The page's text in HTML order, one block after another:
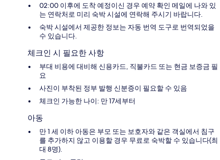
02:00 이후에 도착 예정이신 경우 예약 확인 메일에 나와 있
는 연락처로 미리 숙박 시설에 연락해 주시기 바랍니다.
숙박 시설에서 제공한 정보는 자동 번역 도구로 번역되었을
수 있습니다.
체크인 시 필요한 사항
부대 비용에 대비해 신용카드, 직불카드 또는 현금 보증금 필
요
사진이 부착된 정부 발행 신분증이 필요할 수 있음
체크인 가능한 나이: 만 17세부터
아동
만 1 세 이하 아동은 부모 또는 보호자와 같은 객실에서 침구
를 추가하지 않고 이용할 경우 무료로 숙박할 수 있습니다(최
대 8명).